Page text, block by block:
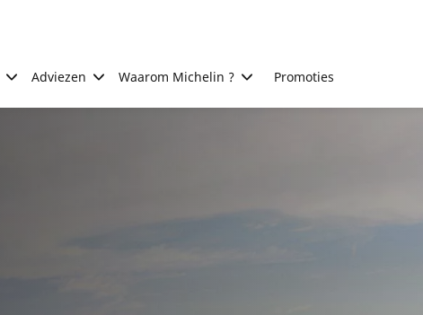
Adviezen Waarom Michelin ? Promoties